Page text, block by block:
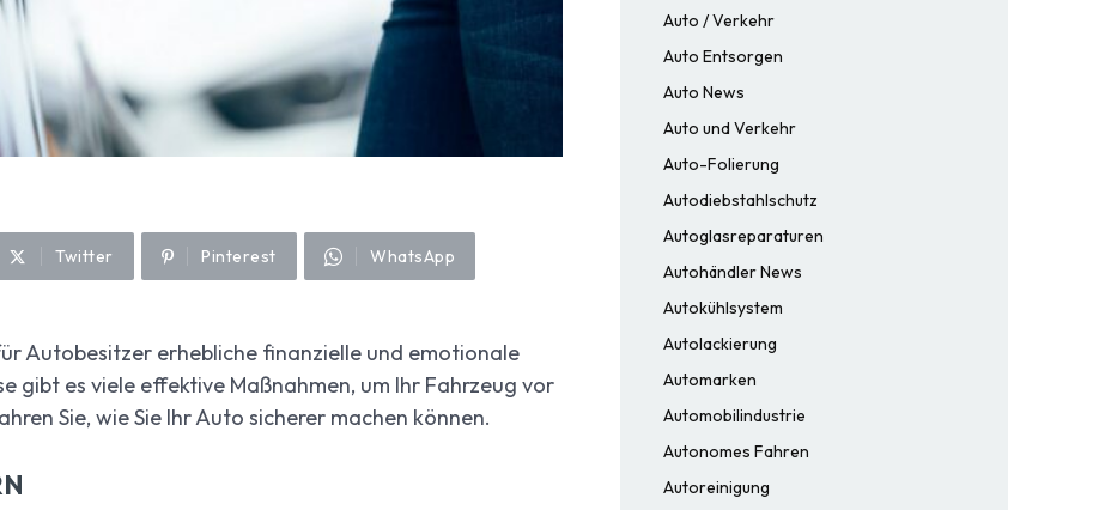
Twitter Pinterest WhatsApp
Autobesitzer erhebliche finanzielle und emotionale
gibt es viele effektive Maßnahmen, um Ihr Fahrzeug vor
Sie, wie Sie Ihr Auto sicherer machen können.
Auto / Verkehr
Auto Entsorgen
Auto News
Auto und Verkehr
Auto-Folierung
Autodiebstahlschutz
Autoglasreparaturen
Autohändler News
Autokühlsystem
Autolackierung
Automarken
Automobilindustrie
Autonomes Fahren
Autoreinigung